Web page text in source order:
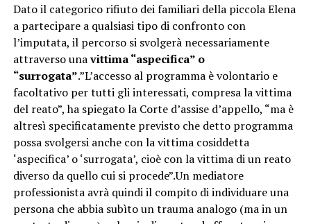
Dato il categorico rifiuto dei familiari della piccola Elena
a partecipare a qualsiasi tipo di confronto con
l’imputata, il percorso si svolgerà necessariamente
attraverso unavittima “aspecifica” o
“surrogata”.”L’accesso al programma è volontario e
facoltativo per tutti gli interessati, compresa la vittima
del reato”, ha spiegato la Corte d’assise d’appello, “ma è
altresì specificatamente previsto che detto programma
possa svolgersi anche con la vittima cosiddetta
‘aspecifica’ o ‘surrogata’, cioè con la vittima di un reato
diverso da quello cui si procede”.Un mediatore
professionista avrà quindi il compito di individuare una
persona che abbia subìto un trauma analogo (ma in un